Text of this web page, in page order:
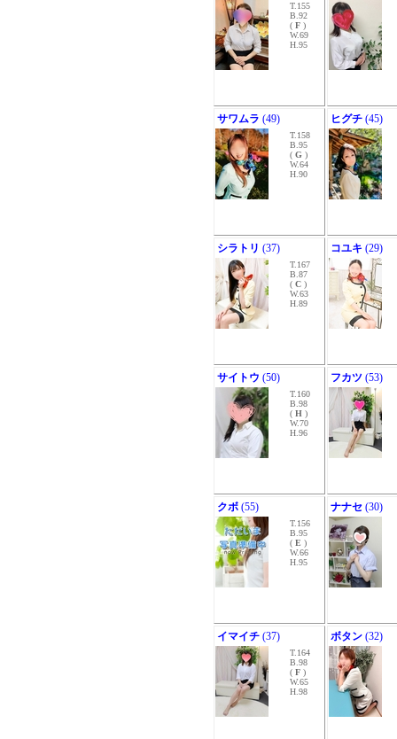
T.155
B.92
( F )
W.69
H.95
サワムラ (49)
T.158
B.95
( G )
W.64
H.90
ヒグチ (45)
シラトリ (37)
T.167
B.87
( C )
W.63
H.89
コユキ (29)
サイトウ (50)
T.160
B.98
( H )
W.70
H.96
フカツ (53)
クボ (55)
T.156
B.95
( E )
W.66
H.95
ナナセ (30)
イマイチ (37)
T.164
B.98
( F )
W.65
H.98
ボタン (32)